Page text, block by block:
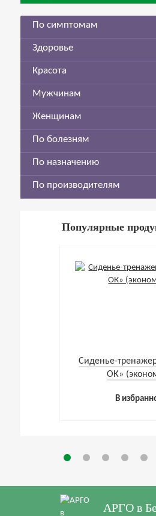
По симптомам
Здоровье
Красота
Мужчинам
Женщинам
По болезням
По назначению
По производителям
Популярные
Cиденье-
ОК»
В
АРГО в